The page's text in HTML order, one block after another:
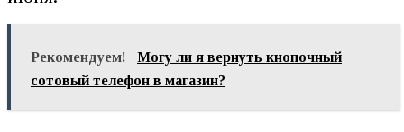
Рекомендуем!
Могу ли я вернуть кнопочный
сотовый телефон в магазин?